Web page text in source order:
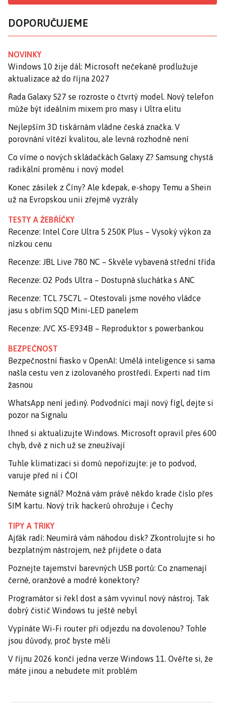
DOPORUČUJEME
NOVINKY
Windows 10 žije dál: Microsoft nečekaně prodlužuje
aktualizace až do října 2027
Řada Galaxy S27 se rozroste o čtvrtý model. Nový telefon
může být ideálním mixem pro masy i Ultra elitu
Nejlepším 3D tiskárnám vládne česká značka. V
porovnání vítězí kvalitou, ale levná rozhodně není
Co víme o nových skládačkách Galaxy Z? Samsung chystá
radikální proměnu i nový model
Konec zásilek z Číny? Ale kdepak, e-shopy Temu a Shein
už na Evropskou unii zřejmě vyzrály
TESTY A ŽEBŘÍČKY
Recenze: Intel Core Ultra 5 250K Plus – Vysoký výkon za
nízkou cenu
Recenze: JBL Live 780 NC – Skvěle vybavená střední třída
Recenze: O2 Pods Ultra – Dostupná sluchátka s ANC
Recenze: TCL 75C7L – Otestovali jsme nového vládce
jasu s obřím SQD Mini-LED panelem
Recenze: JVC XS-E934B – Reproduktor s powerbankou
BEZPEČNOST
Bezpečnostní fiasko v OpenAI: Umělá inteligence si sama
našla cestu ven z izolovaného prostředí. Experti nad tím
žasnou
WhatsApp není jediný. Podvodníci mají nový fígl, dejte si
pozor na Signalu
Ihned si aktualizujte Windows. Microsoft opravil přes 600
chyb, dvě z nich už se zneužívají
Tuhle klimatizaci si domů nepořizujte: je to podvod,
varuje před ní i ČOI
Nemáte signál? Možná vám právě někdo krade číslo přes
SIM kartu. Nový trik hackerů ohrožuje i Čechy
TIPY A TRIKY
Ajťák radí: Neumírá vám náhodou disk? Zkontrolujte si ho
bezplatným nástrojem, než přijdete o data
Poznejte tajemství barevných USB portů: Co znamenají
černé, oranžové a modré konektory?
Programátor si řekl dost a sám vyvinul nový nástroj. Tak
dobrý čistič Windows tu ještě nebyl
Vypínáte Wi-Fi router při odjezdu na dovolenou? Tohle
jsou důvody, proč byste měli
V říjnu 2026 končí jedna verze Windows 11. Ověřte si, že
máte jinou a nebudete mít problém